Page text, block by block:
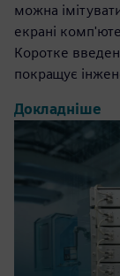
можна
екрані
Коротке
покращує
Докладніше